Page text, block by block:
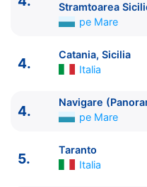
1. Pireu, Atena Grecia
Zi de navigare pe
3.
Navigare (Cel mai
Stramtoarea Siciliei)
Stramtoarea Siciliei) pe
Catania, Sicilia
Navigare (Panorama
19:00
Stramtoarea
pe Mare
4.
Catania, Sicilia
Italia
4.
Navigare
pe Mare
5.
Taranto
Italia